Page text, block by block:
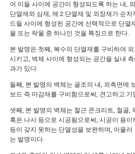
어 이들 사이에 공간이 형성되도록 하는 내,
단열재와 심재, 제 2 단열재 및 외장재가 순
드들 사이에 형성된 공간에 선택적으로 단열
울 또는 락울 중 하나인 것을 특징으로 한다.
본 발명은 첫째, 복수의 단열재를 구비하여
시키고, 벽체 사이에 형성되는 공간을 실내
과가 있다.
둘째, 본 발명의 벽체는 골조의 내, 외측면에
보드 즉 마감재를 구비함으로써, 견고하고
셋째, 본 발명의 벽체는 철근 콘크리트, 철골,
혹은 나사 등으로 시공됨으로써, 시공이 용
등이 갖지 못하는 단열성을 보완하며, 아울
는 발명이다.